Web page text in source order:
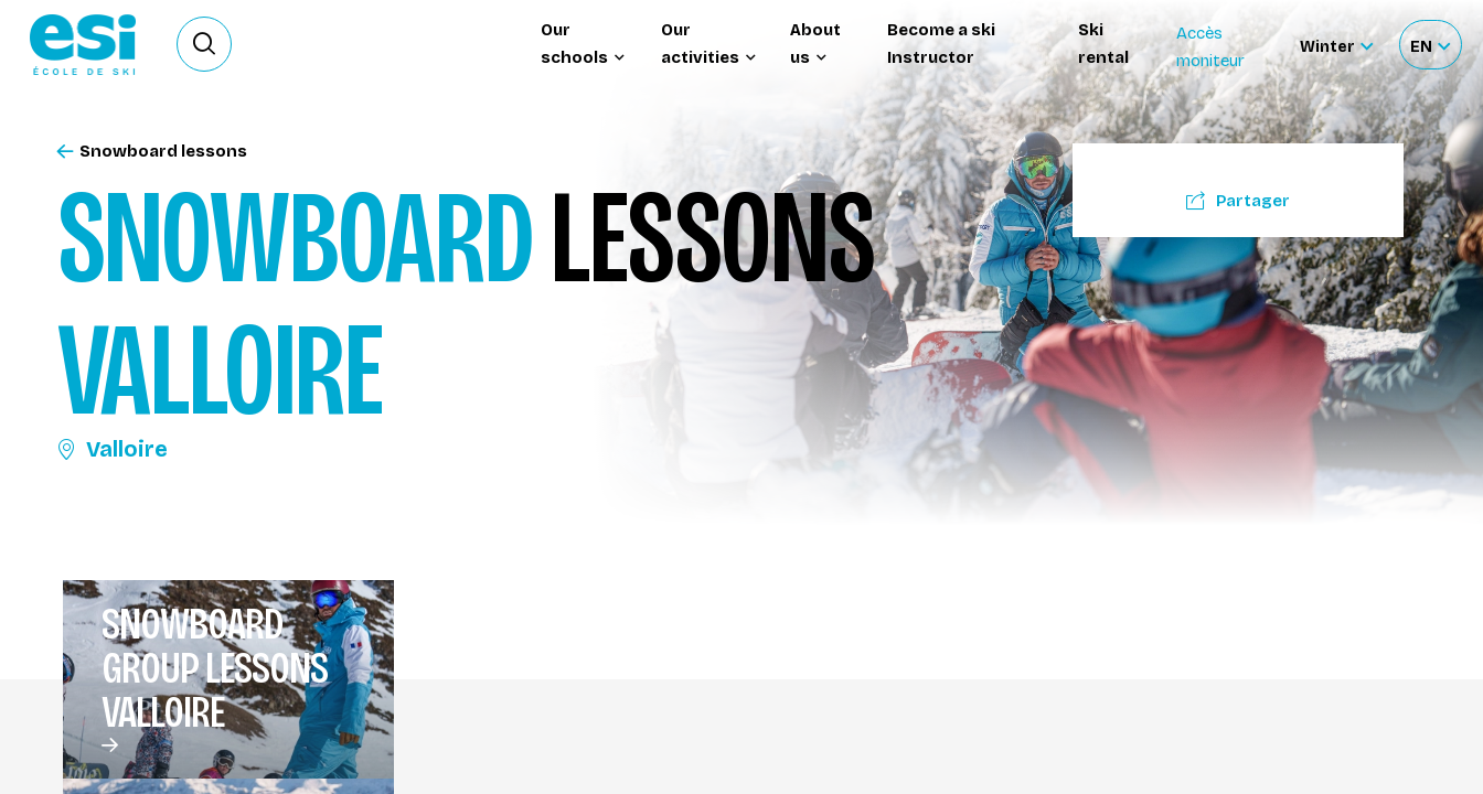
Ouvrir le formulaire de recherche
Our
schools
Our
activities
About
us
Become a ski
Instructor
Ski
rental
Accès
moniteur
Winter
Sélectionnez
le
site
EN
votre
langue
SNOWBOARDLESSONS
VALLOIRE
Valloire
Snowboard lessons
Partager
SNOWBOARD
GROUP LESSONS
VALLOIRE